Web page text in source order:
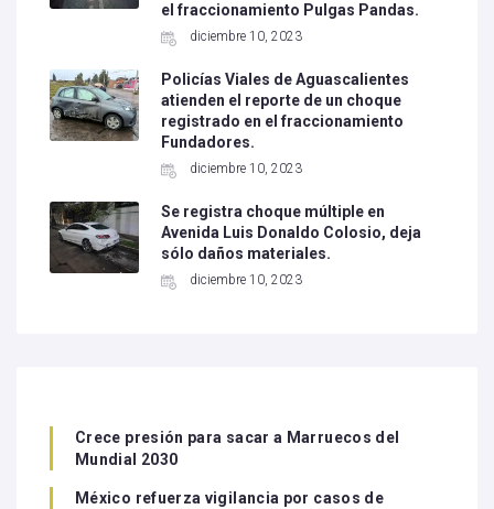
el fraccionamiento Pulgas Pandas.
diciembre 10, 2023
Policías Viales de Aguascalientes
atienden el reporte de un choque
registrado en el fraccionamiento
Fundadores.
diciembre 10, 2023
Se registra choque múltiple en
Avenida Luis Donaldo Colosio, deja
sólo daños materiales.
diciembre 10, 2023
Crece presión para sacar a Marruecos del
Mundial 2030
México refuerza vigilancia por casos de